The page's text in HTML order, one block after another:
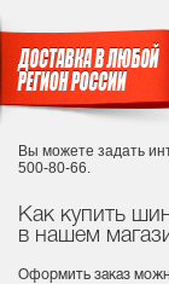
Как купить
в нашем
Оформить заказ
Вы можете задать
500-80-66.